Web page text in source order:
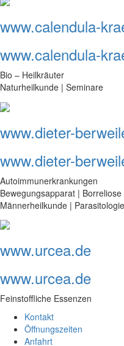
www.calendula-
www.calendula-
Bio – Heilkräuter
Naturheilkunde | Seminare
www.dieter-
www.dieter-
Autoimmunerkrankungen
Bewegungsapparat | Borreliose
Männerheilkunde | Parasitologie
www.urcea.de
www.urcea.de
Feinstoffliche Essenzen
Kontakt
Öffnungszeiten
Anfahrt